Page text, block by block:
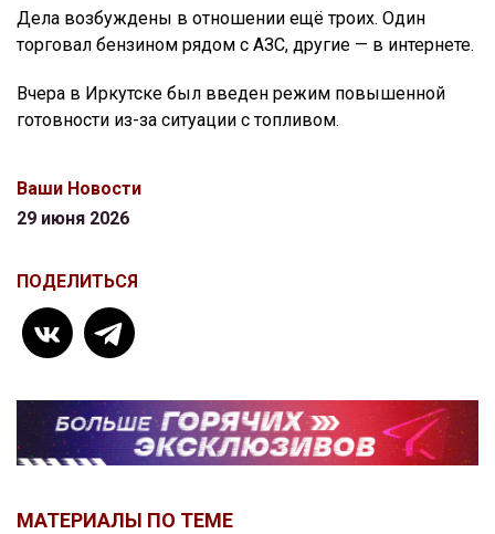
Дела возбуждены в отношении ещё троих. Один
торговал бензином рядом с АЗС, другие — в интернете.
Вчера в Иркутске был введен режим повышенной
готовности из-за ситуации с топливом.
Ваши Новости
29 июня 2026
ПОДЕЛИТЬСЯ
МАТЕРИАЛЫ ПО ТЕМЕ